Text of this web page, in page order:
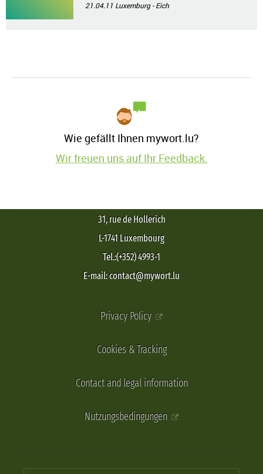
21.04.11 Luxemburg - Eich
Wie gefällt Ihnen mywort.lu?
Wir freuen uns auf Ihr Feedback.
31, rue de Hollerich
L-1741 Luxembourg
Tel.:(+352) 4993-1
E-mail: contact@mywort.lu
Privacy Policy
Cookies & Tracking
Contact and legal information
Nutzungsbedingungen